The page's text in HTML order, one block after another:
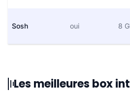
Sosh oui 8
Les meilleures box